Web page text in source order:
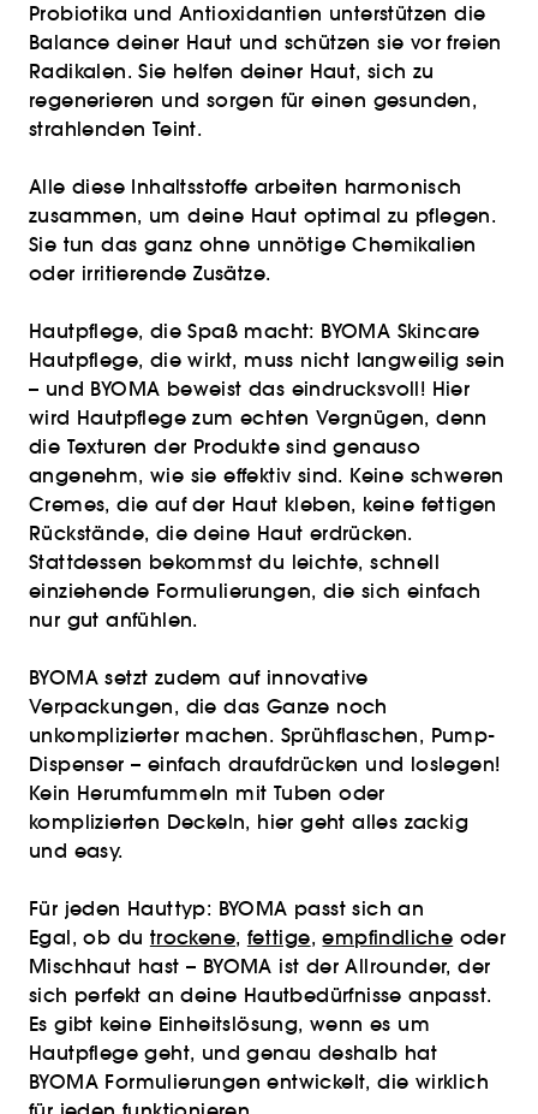
Probiotika und Antioxidantien unterstützen die
Balance deiner Haut und schützen sie vor freien
Radikalen. Sie helfen deiner Haut, sich zu
regenerieren und sorgen für einen gesunden,
strahlenden Teint.
Alle diese Inhaltsstoffe arbeiten harmonisch
zusammen, um deine Haut optimal zu pflegen.
Sie tun das ganz ohne unnötige Chemikalien
oder irritierende Zusätze.
Hautpflege, die Spaß macht: BYOMA Skincare
Hautpflege, die wirkt, muss nicht langweilig sein
– und BYOMA beweist das eindrucksvoll! Hier
wird Hautpflege zum echten Vergnügen, denn
die Texturen der Produkte sind genauso
angenehm, wie sie effektiv sind. Keine schweren
Cremes, die auf der Haut kleben, keine fettigen
Rückstände, die deine Haut erdrücken.
Stattdessen bekommst du leichte, schnell
einziehende Formulierungen, die sich einfach
nur gut anfühlen.
BYOMA setzt zudem auf innovative
Verpackungen, die das Ganze noch
unkomplizierter machen. Sprühflaschen, Pump-
Dispenser – einfach draufdrücken und loslegen!
Kein Herumfummeln mit Tuben oder
komplizierten Deckeln, hier geht alles zackig
und easy.
Für jeden Hauttyp: BYOMA passt sich an
Egal, ob du trockene, fettige,empfindliche oder
Mischhaut hast – BYOMA ist der Allrounder, der
sich perfekt an deine Hautbedürfnisse anpasst.
Es gibt keine Einheitslösung, wenn es um
Hautpflege geht, und genau deshalb hat
BYOMA Formulierungen entwickelt, die wirklich